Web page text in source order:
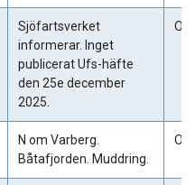
Sjöfartsverket
informerar. Inget
publicerat Ufs-häfte
den 25e december
2025.
N om Varberg.
Båtafjorden. Muddring.